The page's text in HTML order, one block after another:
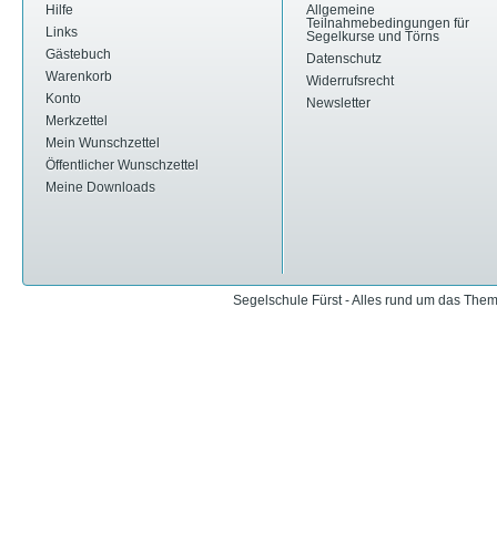
Hilfe
Links
Gästebuch
Warenkorb
Konto
Merkzettel
Mein Wunschzettel
Öffentlicher Wunschzettel
Meine Downloads
Allgemeine
Teilnahmebedingungen für
Segelkurse und Törns
Datenschutz
Widerrufsrecht
Newsletter
Segelschule Fürst - Alles rund um das